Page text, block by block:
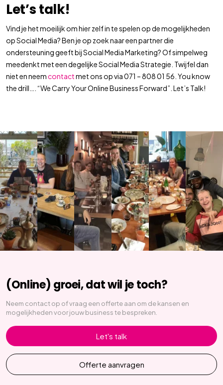
Let’s talk!
Vind je het moeilijk om hier zelf in te spelen op de mogelijkheden
op Social Media? Ben je op zoek naar een partner die
ondersteuning geeft bij Social Media Marketing? Of simpelweg
meedenkt met een degelijke Social Media Strategie. Twijfel dan
niet en neemcontactmet ons op via 071 – 808 01 56. You know
the drill…. “We Carry Your Online Business Forward”. Let’s Talk!
(Online) groei, dat wil je toch?
Neem contact op of vraag een offerte aan om de kansen en
mogelijkheden voor jouw business te bespreken.
Let's talk
Offerte aanvragen